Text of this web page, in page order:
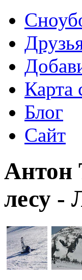
Карта
Блог
Сайт
Антон
лесу -